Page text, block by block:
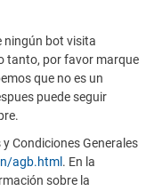
ningún bot visita
tanto, por favor marque
que no es un
puede seguir
Condiciones Generales
agb.html . En la
sobre la